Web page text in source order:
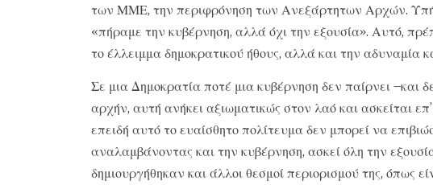
των ΜΜΕ, την περιφρόνηση των Ανεξάρτητων Αρχών.
«πήραμε την κυβέρνηση, αλλά όχι την εξουσία». Αυτό,
το έλλειμμα δημοκρατικού ήθους, αλλά και την αδυναμία
Σε μια Δημοκρατία ποτέ μια κυβέρνηση δεν παίρνει –και
αρχήν, αυτή ανήκει αξιωματικώς στον λαό και ασκείται
επειδή αυτό το ευαίσθητο πολίτευμα δεν μπορεί να
αναλαμβάνοντας και την κυβέρνηση, ασκεί όλη την
δημιουργήθηκαν και άλλοι θεσμοί περιορισμού της, όπως